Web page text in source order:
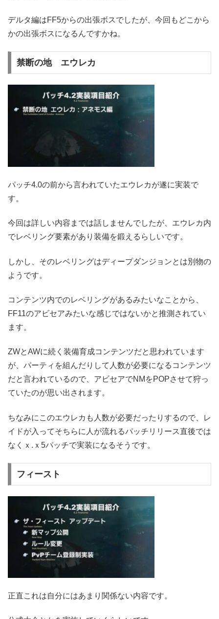
デルタ編はFF5からの出張ボスでしたが、今回もどこから
かの出張ボスになるんですかね。
禁断の地 エウレカ
パッチ4.0の前から言われていたエウレカが遂に実装で
す。
今回は詳しい内容までは話しませんでしたが、エウレカ内
でレベリング要素があり装備を鍛えるらしいです。
しかし、そのレベリングはディープダンジョンとは別物の
ようです。
コンテンツ内でのレベリングがあるみたいなことから、
FF11のアビセアみたいな感じではないかと推測されてい
ます。
ZWとAWに続く装備育成コンテンツだと思われています
が、パーティを組んだりして人数が必要になるコンテンツ
だと言われているので、アビセアでNMをPOPさせて狩っ
ていたのが思い出されます。
ちなみにこのエウレカも人数が必要だったりするので、レ
イドが入ってそちらに人が流れるパッチリリース直後では
なくｘ.ｘ5パッチで実装になるそうです。
フィースト
正直これは自分にはあまり関係ない内容です。